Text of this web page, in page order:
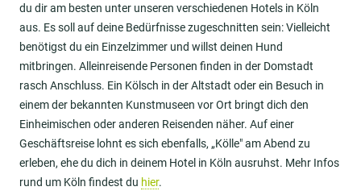
du dir am besten unter unseren verschiedenen Hotels in Köln
aus. Es soll auf deine Bedürfnisse zugeschnitten sein: Vielleicht
benötigst du ein Einzelzimmer und willst deinen Hund
mitbringen. Alleinreisende Personen finden in der Domstadt
rasch Anschluss. Ein Kölsch in der Altstadt oder ein Besuch in
einem der bekannten Kunstmuseen vor Ort bringt dich den
Einheimischen oder anderen Reisenden näher. Auf einer
Geschäftsreise lohnt es sich ebenfalls, „Kölle" am Abend zu
erleben, ehe du dich in deinem Hotel in Köln ausruhst. Mehr Infos
rund um Köln findest du hier.